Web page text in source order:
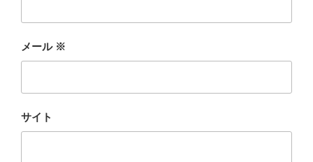
メール ※
サイト